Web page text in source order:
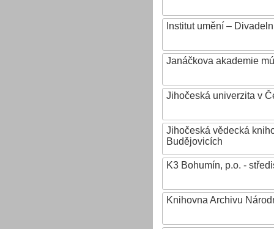
Institut umění –
Janáčkova akademie
Jihočeská univerzita v
Jihočeská vědecká
Budějovicích
K3 Bohumín, p.o. -
Knihovna Archivu